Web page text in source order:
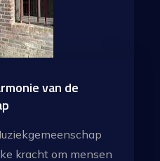
van de
kracht om mensen